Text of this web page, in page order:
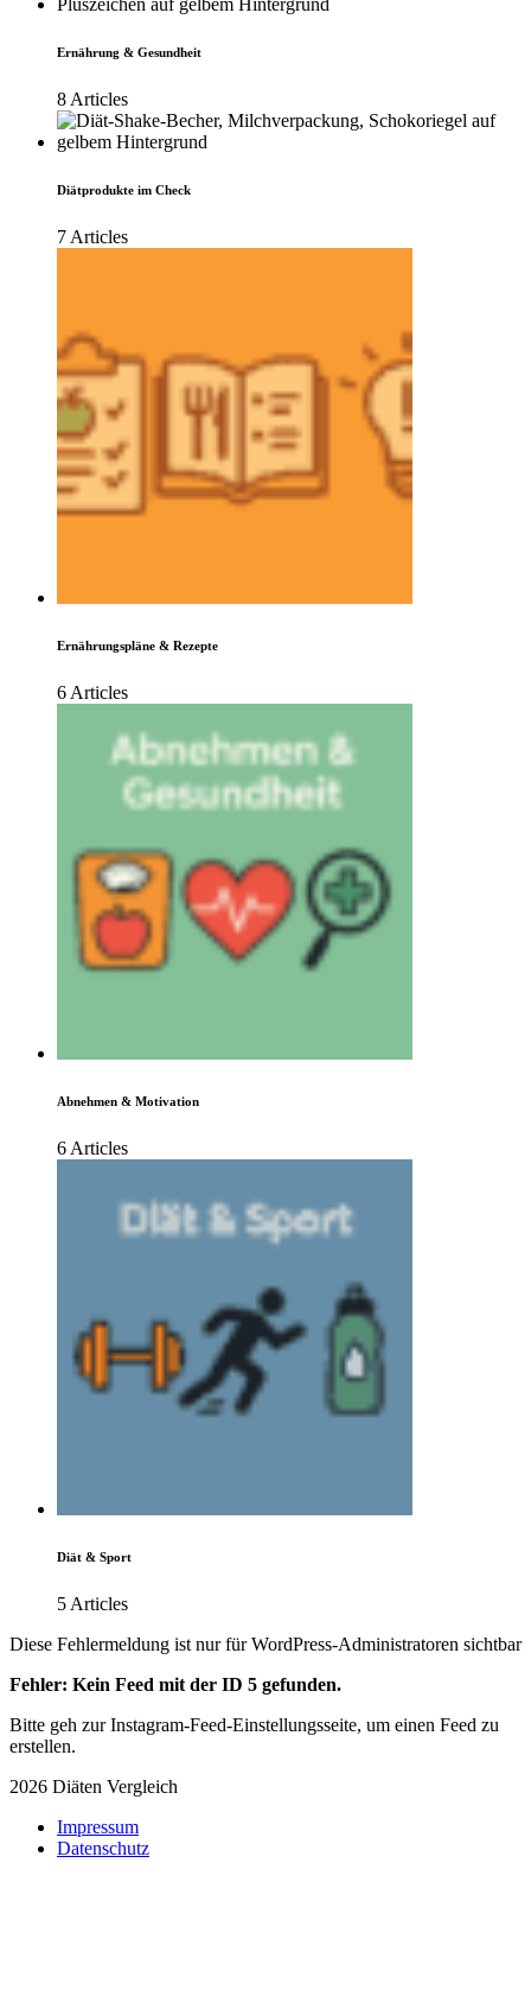
Ernährung & Gesundheit
8 Articles
Diätprodukte im Check
7 Articles
Ernährungspläne & Rezepte
6 Articles
Abnehmen & Motivation
6 Articles
Diät & Sport
5 Articles
Diese Fehlermeldung ist nur für WordPress-Administratoren sichtbar
Fehler: Kein Feed mit der ID 5 gefunden.
Bitte geh zur Instagram-Feed-Einstellungsseite, um einen Feed zu
erstellen.
2026 Diäten Vergleich
Impressum
Datenschutz